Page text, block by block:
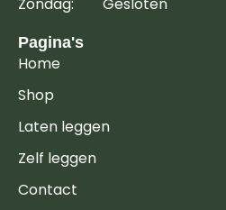
Pagina's
Home
Shop
Laten leggen
Zelf leggen
Contact